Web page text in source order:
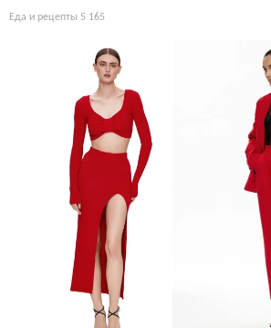
Еда и рецепты 5 165